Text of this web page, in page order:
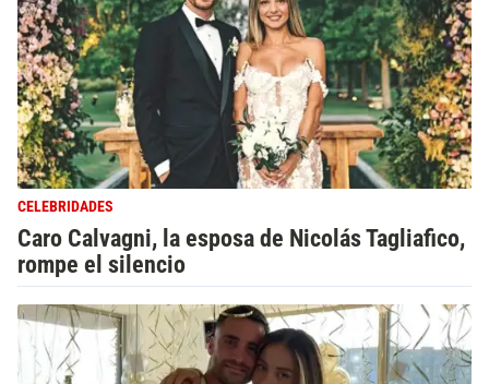
CELEBRIDADES
Caro Calvagni, la esposa de Nicolás Tagliafico,
rompe el silencio